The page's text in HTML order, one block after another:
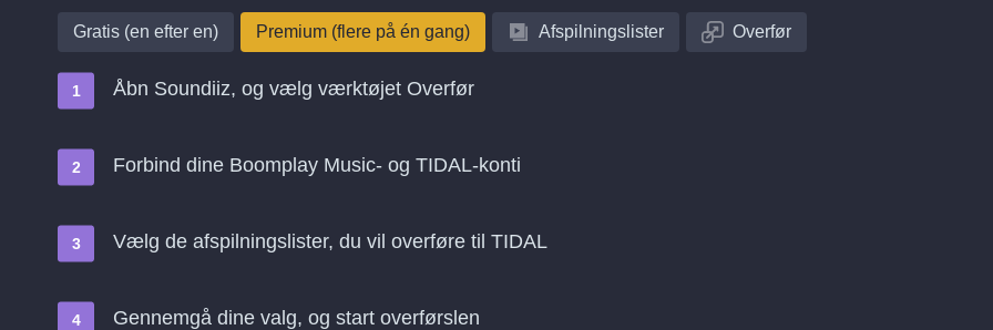
Gratis (en efter en) Premium (flere på én gang) Afspilningslister Overfør
Åbn Soundiiz, og vælg værktøjet Overfør
Forbind dine Boomplay Music- og TIDAL-konti
Vælg de afspilningslister, du vil overføre til TIDAL
Gennemgå dine valg, og start overførslen